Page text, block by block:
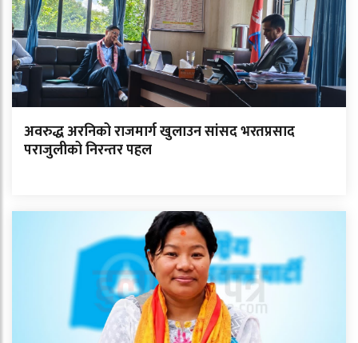
अवरुद्ध अरनिको राजमार्ग खुलाउन सांसद भरतप्रसाद
पराजुलीको निरन्तर पहल